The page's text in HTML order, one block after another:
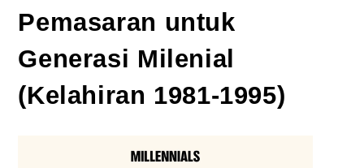
Pemasaran untuk
Generasi Milenial
(Kelahiran 1981-1995)